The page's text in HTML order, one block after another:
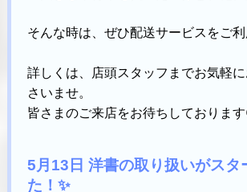
そんな時は、ぜひ配送サービスをご利
詳しくは、店頭スタッフまでお気軽
さいませ。
皆さまのご来店をお待ちしておりま
5月13日 洋書の取り扱いがスタ
た！✨